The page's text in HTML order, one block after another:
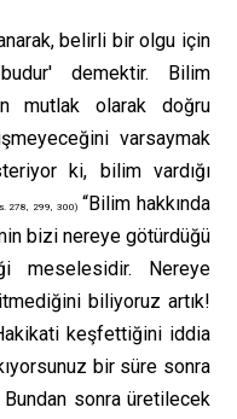
belirli bir olgu için
demektir. Bilim
mutlak olarak doğru
varsaymak
ki, bilim vardığı
278, 299, 300)“Bilim hakkında
bizi nereye götürdüğü
meselesidir. Nereye
biliyoruz artık!
keşfettiğini iddia
bir süre sonra
sonra üretilecek